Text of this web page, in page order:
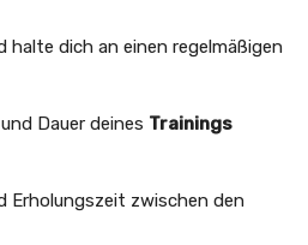
halte dich an einen regelmäßigen
Dauer deines Trainings
Erholungszeit zwischen den